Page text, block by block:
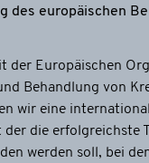
des europäischen
der Europäischen
Behandlung von
wir eine
die erfolgreichste
werden soll, bei